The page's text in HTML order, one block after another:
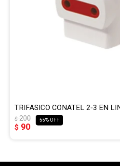
TRIFASICO CONATEL 2-3 EN
$ 90
$200 55
Varios